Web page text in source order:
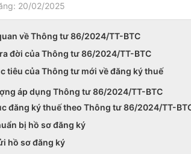
20/02/2025
về Thông tư 86/2024/TT-BTC
đời của Thông tư 86/2024/TT-BTC
tiêu của Thông tư mới về đăng ký thuế
áp dụng Thông tư 86/2024/TT-BTC
đăng ký thuế theo Thông tư 86/2024/TT-
bị hồ sơ đăng ký
hồ sơ đăng ký